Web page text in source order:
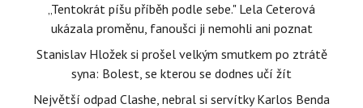
„Tentokrát píšu příběh podle sebe." Lela Ceterová
ukázala proměnu, fanoušci ji nemohli ani poznat
Stanislav Hložek si prošel velkým smutkem po ztrátě
syna: Bolest, se kterou se dodnes učí žít
Největší odpad Clashe, nebral si servítky Karlos Benda